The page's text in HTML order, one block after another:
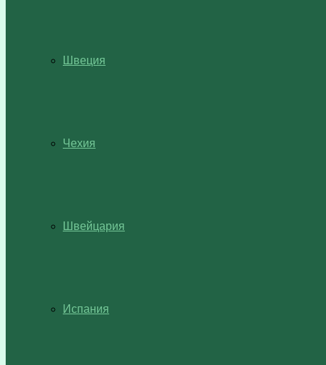
Швеция
Чехия
Швейцария
Испания